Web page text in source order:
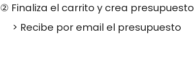
② Finaliza el carrito y crea presupuesto
> Recibe por email el presupuesto